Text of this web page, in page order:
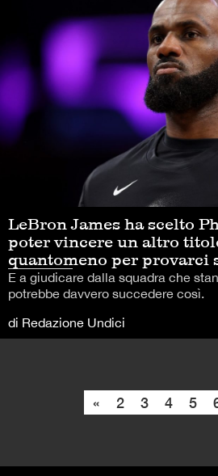
LeBron James ha scelto
poter vincere un altro
quantomeno per provarci
E a giudicare dalla squadra che
potrebbe davvero succedere così.
di Redazione Undici
« 2 3 4 5